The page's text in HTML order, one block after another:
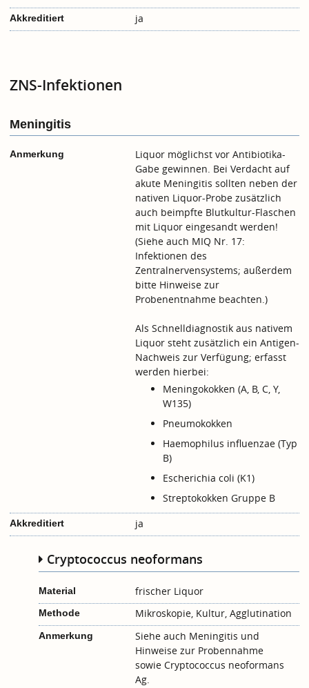
Akkreditiert ja
ZNS-Infektionen
Meningitis
Anmerkung
Liquor möglichst vor Antibiotika-
Gabe gewinnen. Bei Verdacht auf
akute Meningitis sollten neben der
nativen Liquor-Probe zusätzlich
auch beimpfte Blutkultur-Flaschen
mit Liquor eingesandt werden!
(Siehe auch MIQ Nr. 17:
Infektionen des
Zentralnervensystems; außerdem
bitte Hinweise zur
Probenentnahme beachten.)
Als Schnelldiagnostik aus nativem
Liquor steht zusätzlich ein Antigen-
Nachweis zur Verfügung; erfasst
werden hierbei:
Meningokokken (A, B, C, Y,
W135)
Pneumokokken
Haemophilus influenzae (Typ
B)
Escherichia coli (K1)
Streptokokken Gruppe B
Akkreditiert ja
Cryptococcus neoformans
Material frischer Liquor
Methode Mikroskopie, Kultur, Agglutination
Anmerkung Siehe auch Meningitis und
Hinweise zur Probennahme
sowie Cryptococcus neoformans
Ag.